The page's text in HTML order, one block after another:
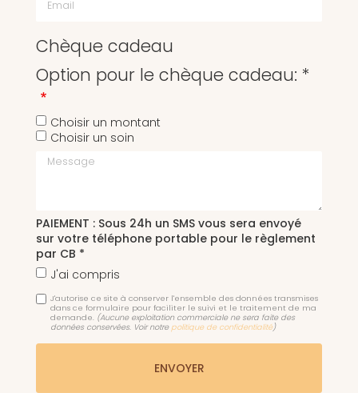
Chèque cadeau
Option pour le chèque cadeau: *
Choisir un montant
Choisir un soin
Message
PAIEMENT : Sous 24h un SMS vous sera envoyé
sur votre téléphone portable pour le règlement
par CB *
J'ai compris
J'autorise ce site à conserver l'ensemble des données transmises
dans ce formulaire pour faciliter le suivi et le traitement de ma
demande. (Aucune exploitation commerciale ne sera faite des
données conservées. Voir notre politique de confidentialité)